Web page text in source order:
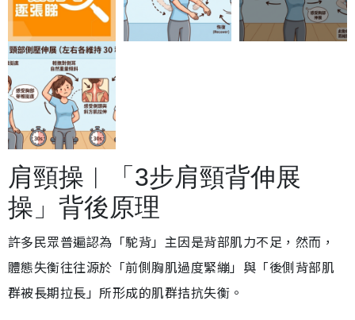
肩頸操︱「3步肩頸背伸展
操」背後原理
許多民眾普遍認為「駝背」主因是背部肌力不足，然而，
體態失衡往往源於「前側胸肌過度緊繃」與「後側背部肌
群被長期拉長」所形成的肌群拮抗失衡。